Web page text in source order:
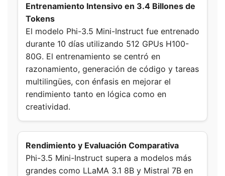
Entrenamiento Intensivo en 3.4 Billones de
Tokens
El modelo Phi-3.5 Mini-Instruct fue entrenado
durante 10 días utilizando 512 GPUs H100-
80G. El entrenamiento se centró en
razonamiento, generación de código y tareas
multilingües, con énfasis en mejorar el
rendimiento tanto en lógica como en
creatividad.
Rendimiento y Evaluación Comparativa
Phi-3.5 Mini-Instruct supera a modelos más
grandes como LLaMA 3.1 8B y Mistral 7B en